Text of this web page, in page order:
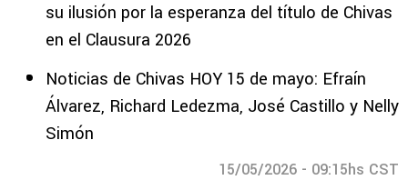
su ilusión por la esperanza del título de Chivas
en el Clausura 2026
Noticias de Chivas HOY 15 de mayo: Efraín
Álvarez, Richard Ledezma, José Castillo y Nelly
Simón
15/05/2026 - 09:15hs CST